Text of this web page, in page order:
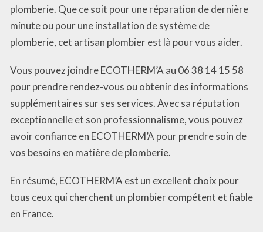
plomberie. Que ce soit pour une réparation de dernière
minute ou pour une installation de système de
plomberie, cet artisan plombier est là pour vous aider.
Vous pouvez joindre ECOTHERM’A au 06 38 14 15 58
pour prendre rendez-vous ou obtenir des informations
supplémentaires sur ses services. Avec sa réputation
exceptionnelle et son professionnalisme, vous pouvez
avoir confiance en ECOTHERM’A pour prendre soin de
vos besoins en matière de plomberie.
En résumé, ECOTHERM’A est un excellent choix pour
tous ceux qui cherchent un plombier compétent et fiable
en France.